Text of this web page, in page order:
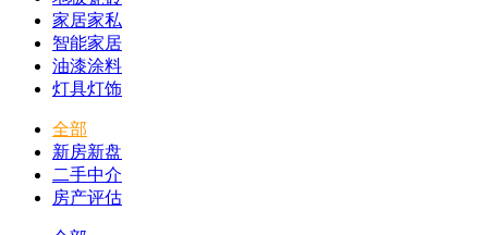
家居家私
智能家居
油漆涂料
灯具灯饰
全部
新房新盘
二手中介
房产评估